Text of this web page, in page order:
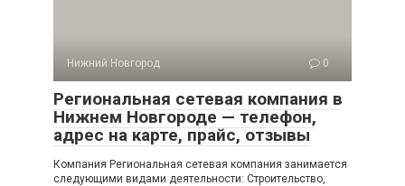
Нижний Новгород 0
Региональная сетевая компания в
Нижнем Новгороде — телефон,
адрес на карте, прайс, отзывы
Компания Региональная сетевая компания занимается
следующими видами деятельности: Строительство,